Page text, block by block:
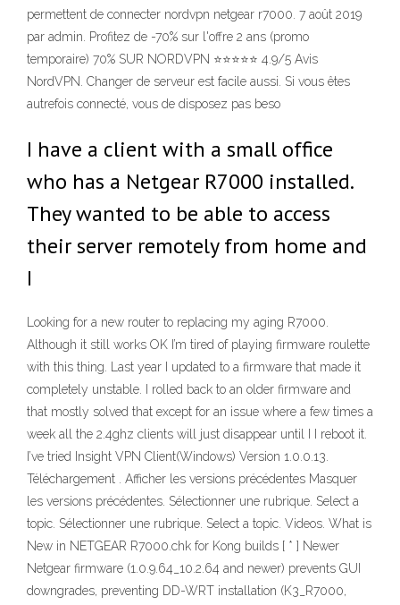
permettent de connecter nordvpn netgear r7000. 7 août 2019
par admin. Profitez de -70% sur l'offre 2 ans (promo
temporaire) 70% SUR NORDVPN ⭐⭐⭐⭐⭐ 4.9/5 Avis
NordVPN. Changer de serveur est facile aussi. Si vous êtes
autrefois connecté, vous de disposez pas beso
I have a client with a small office
who has a Netgear R7000 installed.
They wanted to be able to access
their server remotely from home and
I
Looking for a new router to replacing my aging R7000.
Although it still works OK I’m tired of playing firmware roulette
with this thing. Last year I updated to a firmware that made it
completely unstable. I rolled back to an older firmware and
that mostly solved that except for an issue where a few times a
week all the 2.4ghz clients will just disappear until I I reboot it.
I’ve tried Insight VPN Client(Windows) Version 1.0.0.13.
Téléchargement . Afficher les versions précédentes Masquer
les versions précédentes. Sélectionner une rubrique. Select a
topic. Sélectionner une rubrique. Select a topic. Videos. What is
New in NETGEAR R7000.chk for Kong builds [ * ] Newer
Netgear firmware (1.0.9.64_10.2.64 and newer) prevents GUI
downgrades, preventing DD-WRT installation (K3_R7000,